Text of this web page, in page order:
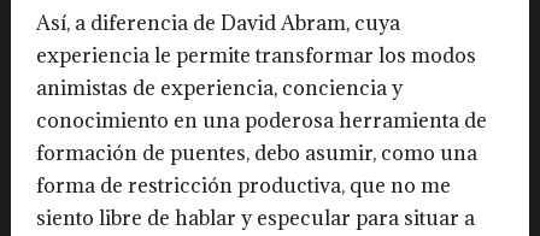
Así, a diferencia de David Abram, cuya
experiencia le permite transformar los modos
animistas de experiencia, conciencia y
conocimiento en una poderosa herramienta de
formación de puentes, debo asumir, como una
forma de restricción productiva, que no me
siento libre de hablar y especular para situar a